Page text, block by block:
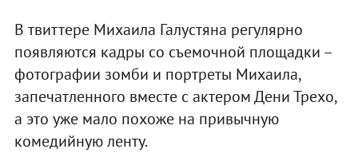
В твиттере Михаила Галустяна регулярно
появляются кадры со съемочной площадки –
фотографии зомби и портреты Михаила,
запечатленного вместе с актером Дени Трехо,
а это уже мало похоже на привычную
комедийную ленту.